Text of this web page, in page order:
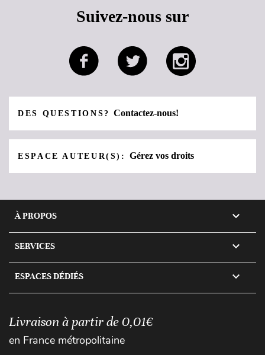
Suivez-nous sur
DES QUESTIONS?Contactez-nous!
ESPACE AUTEUR(S):Gérez vos droits
À PROPOS 
SERVICES 
ESPACES DÉDIÉS 
Livraison à partir de 0,01€
en France métropolitaine